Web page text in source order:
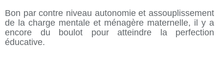
Bon par contre niveau autonomie et assouplissement
de la charge mentale et ménagère maternelle, il y a
encore du boulot pour atteindre la perfection
éducative.